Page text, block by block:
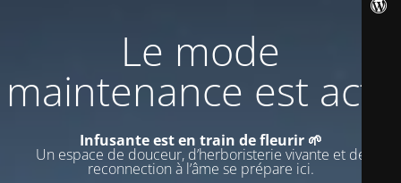
Le mode
maintenance est actif
Infusante est en train de fleurir 🌱
Un espace de douceur, d’herboristerie vivante et de
reconnection à l’âme se prépare ici.